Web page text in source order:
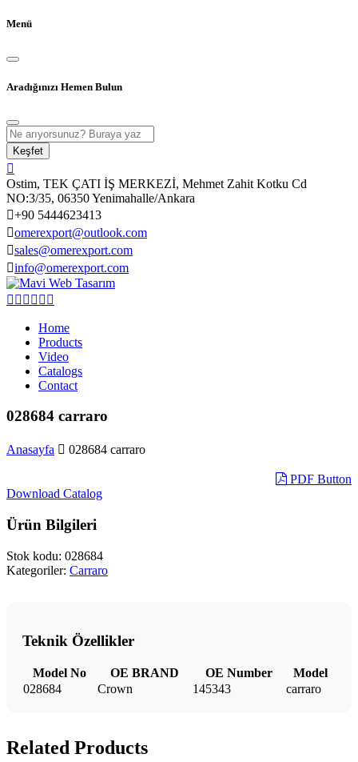
Menü
Aradığınızı Hemen Bulun
Keşfet
Ostim, TEK ÇATI İŞ MERKEZİ, Mehmet Zahit Kotku Cd
NO:3/35, 06350 Yenimahalle/Ankara
+90 5444623413
omerexport@outlook.com
sales@omerexport.com
info@omerexport.com
Home
Products
Video
Catalogs
Contact
028684 carraro
Anasayfa 028684 carraro
PDF Button
Download Catalog
Ürün Bilgileri
Stok kodu: 028684
Kategoriler: Carraro
Teknik Özellikler
Model No OE BRAND OE Number
Model
028684
Crown 145343 carraro
Related Products